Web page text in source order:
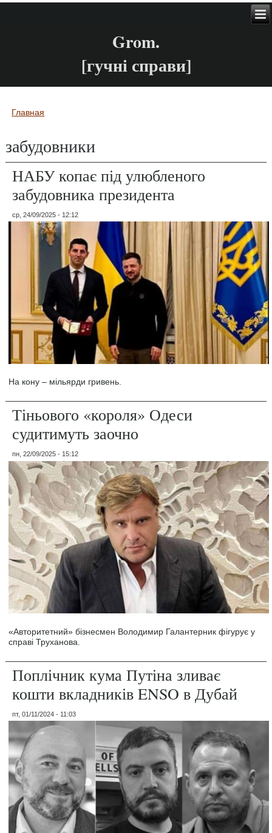
Grom.
[гучні справи]
Вы здесь
Главная
забудовники
НАБУ копає під улюбленого
забудовника президента
ср, 24/09/2025 - 12:12
На кону – мільярди гривень.
Тіньового «короля» Одеси
судитимуть заочно
пн, 22/09/2025 - 15:12
«Авторитетний» бізнесмен Володимир Галантерник фігурує у
справі Труханова.
Поплічник кума Путіна зливає
кошти вкладників ENSO в Дубай
пт, 01/11/2024 - 11:03